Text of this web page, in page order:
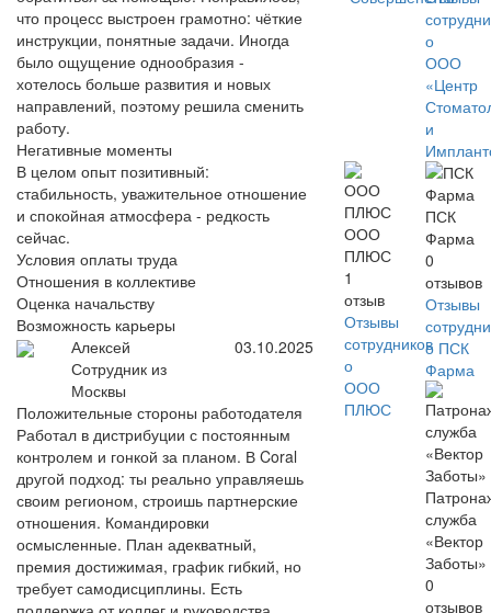
что процесс выстроен грамотно: чёткие
инструкции, понятные задачи. Иногда
было ощущение однообразия -
хотелось больше развития и новых
направлений, поэтому решила сменить
работу.
Негативные моменты
В целом опыт позитивный:
стабильность, уважительное отношение
и спокойная атмосфера - редкость
сейчас.
Условия оплаты труда
Отношения в коллективе
Оценка начальству
Возможность карьеры
Алексей
Сотрудник из
Москвы
03.10.2025
Положительные стороны работодателя
Работал в дистрибуции с постоянным
контролем и гонкой за планом. В Coral
другой подход: ты реально управляешь
своим регионом, строишь партнерские
отношения. Командировки
осмысленные. План адекватный,
премия достижимая, график гибкий, но
требует самодисциплины. Есть
о
ООО
«Центр
и
ООО
ПЛЮС
1
отзыв
Отзывы
сотрудников
о
ООО
ПЛЮС
ПСК
Фарма
0
отзывов
Отзывы
о ПСК
Фарма
служба
«Вектор
Заботы»
0
отзывов